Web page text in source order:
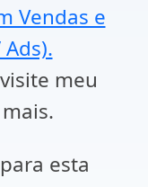
Vendas e
meu
esta